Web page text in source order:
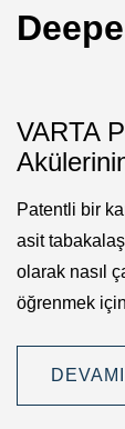
VARTA
Patentli bir
asit
olarak nasıl
öğrenmek